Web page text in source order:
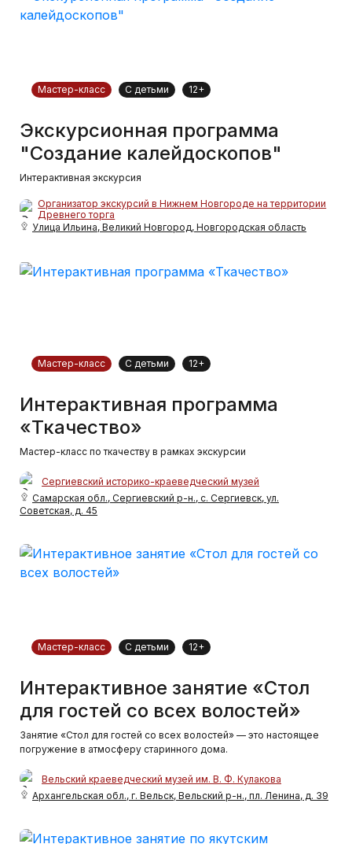
Мастер-класс С детьми 12+
Экскурсионная программа
"Создание калейдоскопов"
Интерактивная экскурсия
Организатор экскурсий в Нижнем Новгороде на территории
Древнего торга
Улица Ильина, Великий Новгород, Новгородская область
Мастер-класс С детьми 12+
Интерактивная программа
«Ткачество»
Мастер-класс по ткачеству в рамках экскурсии
Сергиевский историко-краеведческий музей
Самарская обл., Сергиевский р-н., с. Сергиевск, ул.
Советская, д. 45
Мастер-класс С детьми 12+
Интерактивное занятие «Стол
для гостей со всех волостей»
Занятие «Стол для гостей со всех волостей» — это настоящее
погружение в атмосферу старинного дома.
Вельский краеведческий музей им. В. Ф. Кулакова
Архангельская обл., г. Вельск, Вельский р-н., пл. Ленина, д. 39